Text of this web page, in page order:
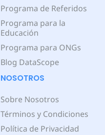
Programa de Referidos
Programa para la
Educación
Programa para ONGs
Blog DataScope
NOSOTROS
Sobre Nosotros
Términos y Condiciones
Política de Privacidad